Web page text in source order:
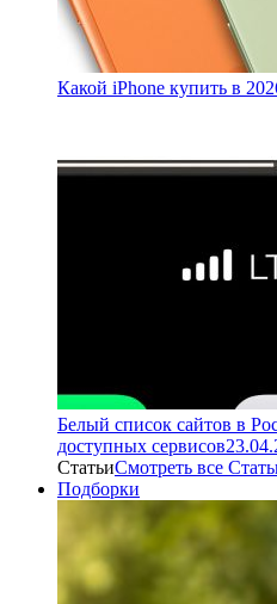
Какой iPhone купить в
Белый список сайтов в
доступных сервисов
СтатьиСмотреть все
Подборки